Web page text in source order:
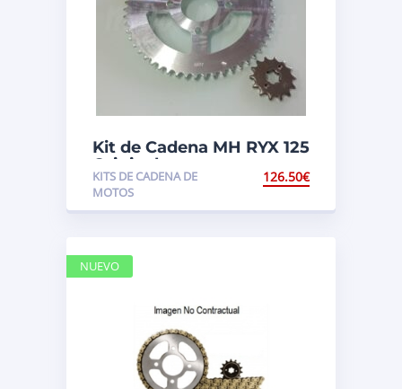
Kit de Cadena MH RYX 125
Original
KITS DE CADENA DE
MOTOS
126.50€
NUEVO